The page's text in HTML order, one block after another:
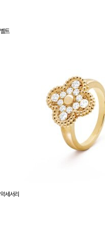
벨트
악세서리